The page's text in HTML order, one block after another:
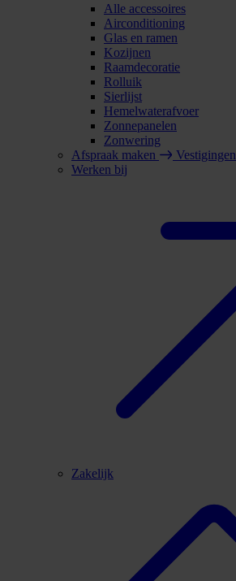
Alle accessoires
Airconditioning
Glas en ramen
Kozijnen
Raamdecoratie
Rolluik
Sierlijst
Hemelwaterafvoer
Zonnepanelen
Zonwering
Afspraak maken
Vestigingen
Werken bij
Zakelijk